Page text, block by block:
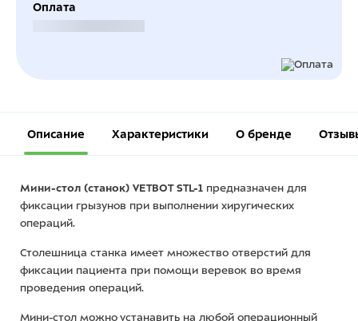
Оплата
Описание Характеристики О бренде
Мини-стол (станок) VETBOT STL-1 предназначен для
фиксации грызунов при выполнении хиругических
операций.
Столешница станка имеет множество отверстий для
фиксации пациента при помощи веревок во время
проведения операций.
Мини-стол можно устанавить на любой операционный